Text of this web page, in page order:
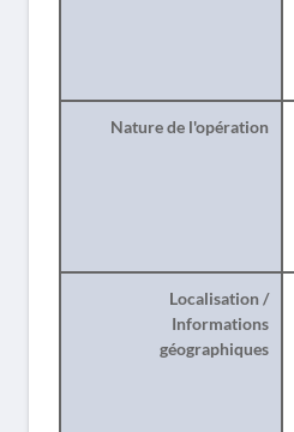
Nature de l'opération
Localisation /
Informations
géographiques